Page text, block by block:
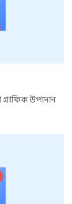
উপাদান